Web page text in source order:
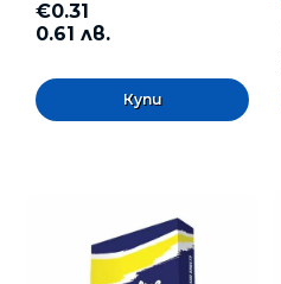
€0.31
0.61 лв.